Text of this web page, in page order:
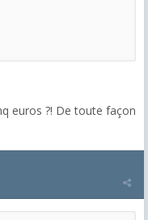
euros ?! De toute façon